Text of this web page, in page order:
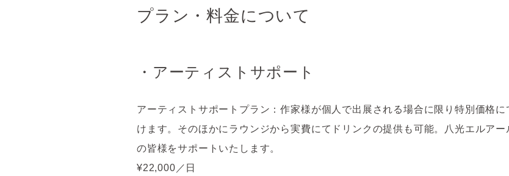
プラン・料金について
・アーティストサポート
アーティストサポートプラン：作家様が個人で出展される場合に限り特別価格
けます。そのほかにラウンジから実費にてドリンクの提供も可能。八光エルア
の皆様をサポートいたします。
¥22,000 ／日